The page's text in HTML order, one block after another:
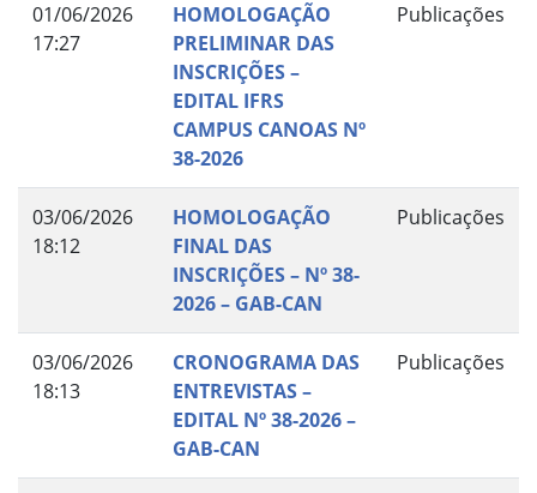
01/06/2026
17:27
HOMOLOGAÇÃO
PRELIMINAR DAS
INSCRIÇÕES –
EDITAL IFRS
CAMPUS CANOAS Nº
38-2026
Publicações
03/06/2026
18:12
HOMOLOGAÇÃO
FINAL DAS
INSCRIÇÕES – Nº 38-
2026 – GAB-CAN
Publicações
03/06/2026
18:13
CRONOGRAMA DAS
ENTREVISTAS –
EDITAL Nº 38-2026 –
GAB-CAN
Publicações